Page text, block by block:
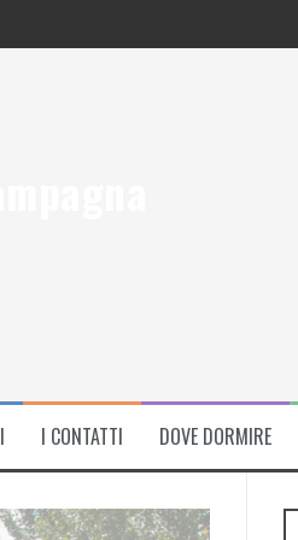
I CONTATTI DOVE DORMIRE